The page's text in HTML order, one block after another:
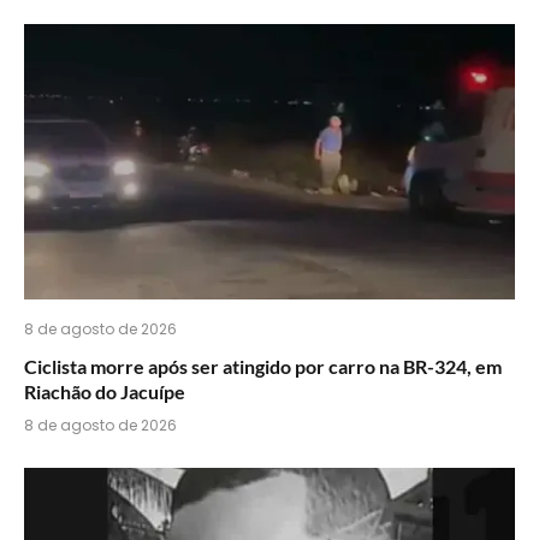
8 de agosto de 2026
Ciclista morre após ser atingido por carro na BR-324, em
Riachão do Jacuípe
8 de agosto de 2026